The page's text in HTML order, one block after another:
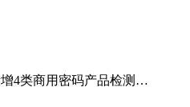
4类商用密码产品检测业